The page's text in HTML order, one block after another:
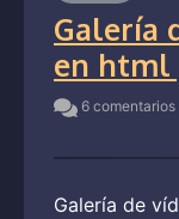
Galería
en html
6 comentarios
Galería de